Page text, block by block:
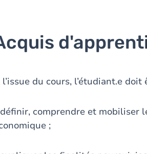
l’issue du cours, l’étudiant.e
comprendre et mobiliser
;